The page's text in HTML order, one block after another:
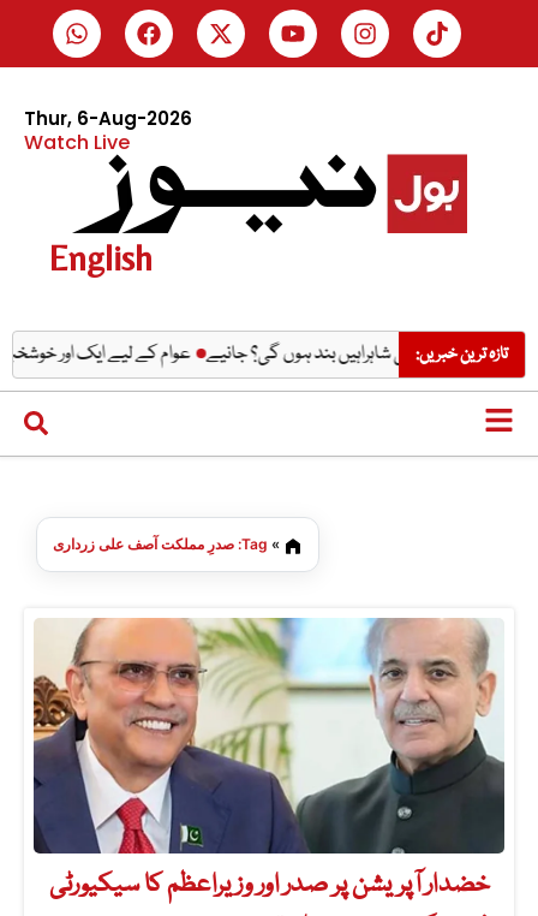
Thur, 6-Aug-2026
Watch Live
English
تازہ ترین خبریں:
کون سی شاہراہیں بند ہوں گی؟ جانیے عوام کے لیے ایک اور خوشخبری،
» Tag: صدرِ مملکت آصف علی زرداری
خضدار آپریشن پر صدر اور وزیراعظم کا سیکیورٹی